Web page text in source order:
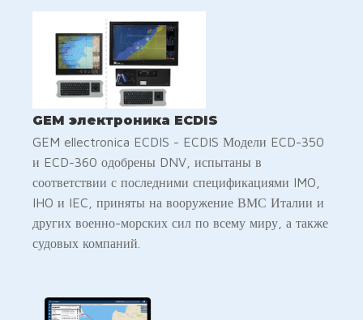
GEM электроника ECDIS
GEM ellectronica ECDIS - ECDIS Модели ECD-350
и ECD-360 одобрены DNV, испытаны в
соответствии с последними спецификациями IMO,
IHO и IEC, приняты на вооружение ВМС Италии и
других военно-морских сил по всему миру, а также
судовых компаний.